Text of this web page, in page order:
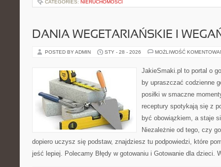
CATEGORIES: NIERUCHOMOŚCI
DANIA WEGETARIAŃSKIE I
POSTED BY ADMIN STY - 28 - 2026 MOŻLIWOŚĆ
JakieSmaki.pl to portal o
by upraszczać codzienne
posiłki w smaczne
receptury spotykają się z
być obowiązkiem, a staje
Niezależnie od tego, czy
dopiero uczysz się podstaw, znajdziesz tu podpowiedzi, które
jeść lepiej. Polecamy Błędy w gotowaniu i Gotowanie dla